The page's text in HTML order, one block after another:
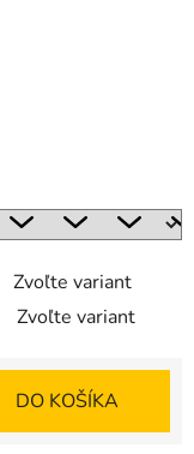
Zvoľte variant
Zvoľte variant
DO KOŠÍKA